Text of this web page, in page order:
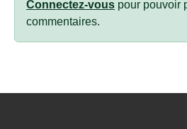
Connectez-vous pour pouvoir
commentaires.